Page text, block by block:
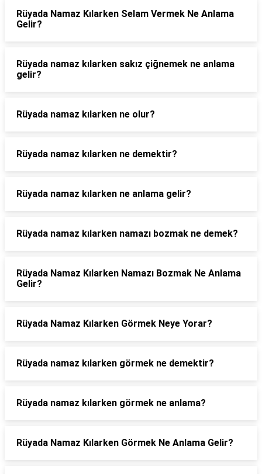
Rüyada Namaz Kılarken Selam Vermek Ne Anlama
Gelir?
Rüyada namaz kılarken sakız çiğnemek ne anlama
gelir?
Rüyada namaz kılarken ne olur?
Rüyada namaz kılarken ne demektir?
Rüyada namaz kılarken ne anlama gelir?
Rüyada namaz kılarken namazı bozmak ne demek?
Rüyada Namaz Kılarken Namazı Bozmak Ne Anlama
Gelir?
Rüyada Namaz Kılarken Görmek Neye Yorar?
Rüyada namaz kılarken görmek ne demektir?
Rüyada namaz kılarken görmek ne anlama?
Rüyada Namaz Kılarken Görmek Ne Anlama Gelir?